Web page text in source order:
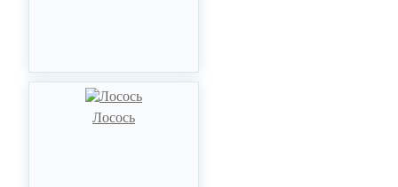
Лосось